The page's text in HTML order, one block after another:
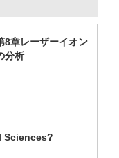
8章レーザーイオン
分析
Sciences?